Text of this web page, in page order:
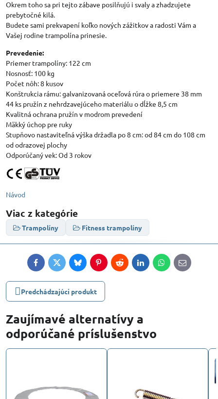
Okrem toho sa pri tejto zábave posilňujú i svaly a zhadzujete
prebytočné kilá.
Budete sami prekvapení koľko nových zážitkov a radosti Vám a
Vašej rodine trampolína prinesie.
Prevedenie:
Priemer trampolíny: 122 cm
Nosnosť: 100 kg
Počet nôh: 8 kusov
Konštrukcia rámu: galvanizovaná oceľová rúra o priemere 38 mm
44 ks pružín z nehrdzavejúceho materiálu o dĺžke 8,5 cm
Kvalitná ochrana pružín v modrom prevedení
Mäkký úchop pre ruky
Stupňovo nastaviteľná výška držadla po 8 cm: od 84 cm do 108 cm
od odrazovej plochy
Odporúčaný vek: Od 3 rokov
Návod
Viac z kategórie
Trampolíny Fitness trampolíny
FacebookTwitterBlueskyPinterestRedditLinkedInWhatsApp
E-
mail
Predchádzajúci produkt
Zaujímavé alternatívy a
odporúčané príslušenstvo